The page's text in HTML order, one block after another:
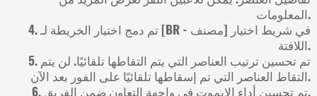
المعلومات.
4. تم دمج اختيار الخريطة لـ [BR - مصنف] في شريط اختيار
اللافتة.
5. تم تحسين ترتيب العناصر التي يتم التقاطها تلقائيًا. لن يتم
التقاط العناصر التي تم إسقاطها تلقائيًا على الفور بعد الآن.
6. تم تحسين أداء الإيموت في واجهة التعاون ضمن الفريق.